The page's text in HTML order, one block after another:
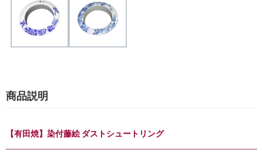
商品説明
【有田焼】染付藤絵 ダストシュートリング